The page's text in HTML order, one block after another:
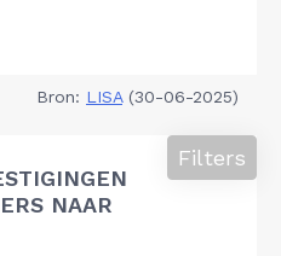
Bron: LISA(30-06-2025)
NAAR
Filters